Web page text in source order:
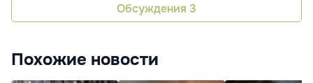
Обсуждения 3
Похожие новости